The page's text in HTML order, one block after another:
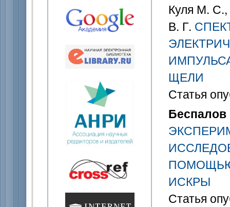
Куля М. С.,
В. Г.
ЩЕЛИ
Статья
Беспалов
ПОМОЩЬЮ
ИСКРЫ
Статья